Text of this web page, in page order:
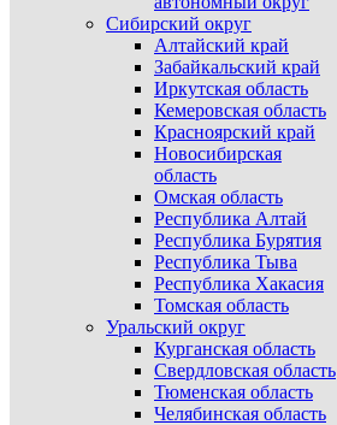
Сибирский округ
Алтайский край
Забайкальский край
Иркутская область
Кемеровская область
Красноярский край
Новосибирская
область
Омская область
Республика Алтай
Республика Бурятия
Республика Тыва
Республика Хакасия
Томская область
Уральский округ
Курганская область
Свердловская область
Тюменская область
Челябинская область